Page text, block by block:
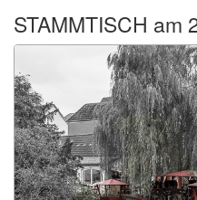
STAMMTISCH am